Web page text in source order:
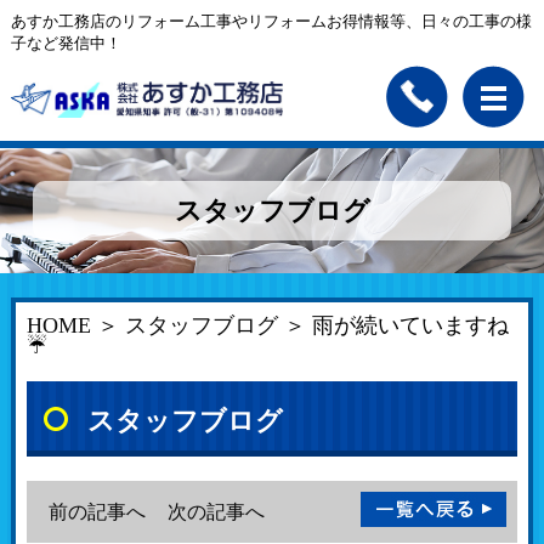
あすか工務店のリフォーム工事やリフォームお得情報等、日々の工事の様
子など発信中！
スタッフブログ
HOME ＞ スタッフブログ＞ 雨が続いていますね
☔
スタッフブログ
前の記事へ 次の記事へ